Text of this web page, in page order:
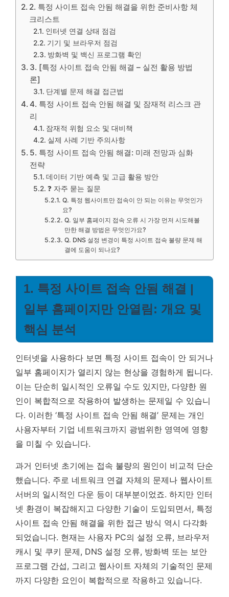
2. 특정 사이트 접속 안됨 해결을 위한 준비사항 체
크리스트
인터넷 연결 상태 점검
기기 및 브라우저 점검
방화벽 및 백신 프로그램 확인
3. [특정 사이트 접속 안됨 해결 – 실전 활용 방법
론]
단계별 문제 해결 접근법
4. 특정 사이트 접속 안됨 해결 및 잠재적 리스크 관
리
잠재적 위험 요소 및 대비책
실제 사례 기반 주의사항
5. 특정 사이트 접속 안됨 해결: 미래 전망과 심화
전략
데이터 기반 예측 및 고급 활용 방안
❓ 자주 묻는 질문
Q. 특정 웹사이트만 접속이 안 되는 이유는 무엇인가
요?
Q. 일부 홈페이지 접속 오류 시 가장 먼저 시도해볼
만한 해결 방법은 무엇인가요?
Q. DNS 설정 변경이 특정 사이트 접속 불량 문제 해
결에 도움이 되나요?
1. 특정 사이트 접속 안됨 해결 |
일부 홈페이지만 안열림: 개요 및
핵심 분석
인터넷을 사용하다 보면 특정 사이트 접속이 안 되거나
일부 홈페이지가 열리지 않는 현상을 경험하게 됩니다.
이는 단순히 일시적인 오류일 수도 있지만, 다양한 원
인이 복합적으로 작용하여 발생하는 문제일 수 있습니
다. 이러한 ‘특정 사이트 접속 안됨 해결’ 문제는 개인
사용자부터 기업 네트워크까지 광범위한 영역에 영향
을 미칠 수 있습니다.
과거 인터넷 초기에는 접속 불량의 원인이 비교적 단순
했습니다. 주로 네트워크 연결 자체의 문제나 웹사이트
서버의 일시적인 다운 등이 대부분이었죠. 하지만 인터
넷 환경이 복잡해지고 다양한 기술이 도입되면서, 특정
사이트 접속 안됨 해결을 위한 접근 방식 역시 다각화
되었습니다. 현재는 사용자 PC의 설정 오류, 브라우저
캐시 및 쿠키 문제, DNS 설정 오류, 방화벽 또는 보안
프로그램 간섭, 그리고 웹사이트 자체의 기술적인 문제
까지 다양한 요인이 복합적으로 작용하고 있습니다.